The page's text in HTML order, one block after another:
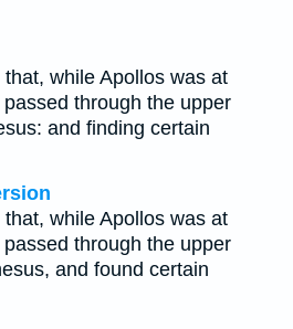
while Apollos was at
through the upper
and finding certain
while Apollos was at
through the upper
and found certain